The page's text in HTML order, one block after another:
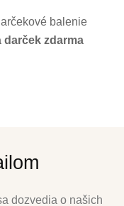
balenie
darček zdarma
dozvedia o našich